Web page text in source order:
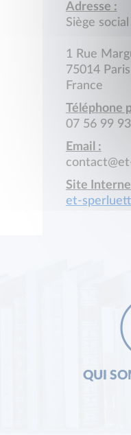
Adresse :
Siège social
1 Rue
75014 Paris
France
Téléphone
07 56 99
Email :
Site
et-
QUI